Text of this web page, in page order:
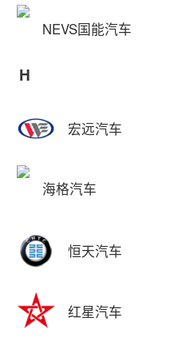
NEVS国能汽车
H
宏远汽车
海格汽车
恒天汽车
红星汽车